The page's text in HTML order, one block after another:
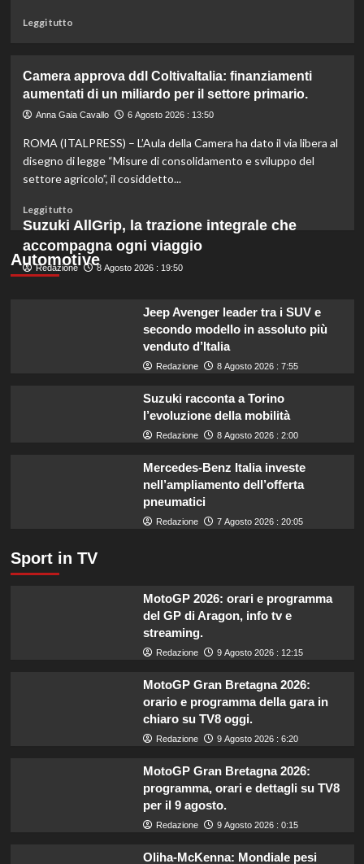
Leggi tuttoLeggi
Mortadella
ritirata:
rischio
scopri
quali
marche
supermercati.
Camera approva ddl ColtivaItalia: finanziamenti
aumentati di un miliardo per il settore primario.
Anna Gaia Cavallo 6 Agosto 2026 : 13:50
ROMA (ITALPRESS) – L’Aula della Camera ha dato il via libera al
disegno di legge “Misure di consolidamento e sviluppo del
settore agricolo”, il cosiddetto...
Leggi tuttoLeggi
di
su
Camera
Automotive
Suzuki AllGrip, la trazione integrale che
accompagna ogni viaggio
Redazione 8 Agosto 2026 : 19:50
Jeep Avenger leader tra i SUV e
secondo modello in assoluto più
venduto d’Italia
Redazione 8 Agosto 2026 : 7:55
Suzuki racconta a Torino
l’evoluzione della mobilità
Redazione 8 Agosto 2026 : 2:00
Mercedes-Benz Italia investe
nell’ampliamento dell’offerta
pneumatici
Redazione 7 Agosto 2026 : 20:05
Sport in TV
MotoGP 2026: orari e programma
del GP di Aragon, info tv e
streaming.
Redazione 9 Agosto 2026 : 12:15
MotoGP Gran Bretagna 2026:
orario e programma della gara in
chiaro su TV8 oggi.
Redazione 9 Agosto 2026 : 6:20
MotoGP Gran Bretagna 2026:
programma, orari e dettagli su TV8
per il 9 agosto.
Redazione 9 Agosto 2026 : 0:15
Oliha-McKenna: Mondiale pesi